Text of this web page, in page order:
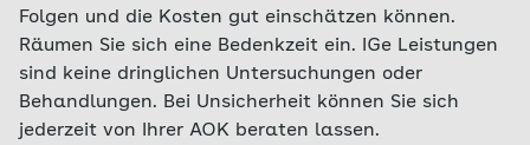
Folgen und die Kosten gut einschätzen können.
Räumen Sie sich eine Bedenkzeit ein. IGe Leistungen
sind keine dringlichen Untersuchungen oder
Behandlungen. Bei Unsicherheit können Sie sich
jederzeit von Ihrer AOK beraten lassen.